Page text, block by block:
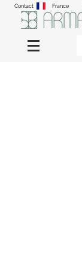
Contact France